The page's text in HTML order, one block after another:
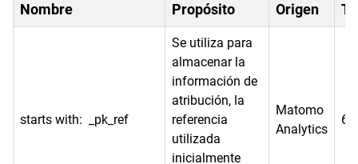
Nombre Propósito Origen
starts with: _pk_ref
Se utiliza para
almacenar la
información de
atribución, la
referencia
utilizada
inicialmente
Matomo
Analytics
6